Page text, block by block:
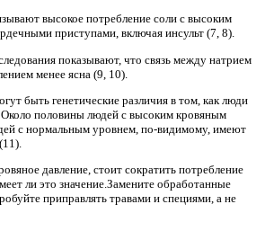
высокое потребление соли с высоким
приступами, включая инсульт (7, 8).
показывают, что связь между натрием
менее ясна (9, 10).
быть генетические различия в том, как люди
половины людей с высоким кровяным
с нормальным уровнем, по-видимому, имеют
давление, стоит сократить потребление
ли это значение.Замените обработанные
приправлять травами и специями, а не